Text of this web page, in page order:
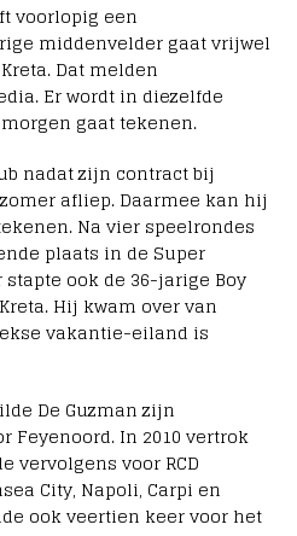
voorlopig een
middenvelder gaat vrijwel
Dat melden
Er wordt in diezelfde
gaat tekenen.
nadat zijn contract bij
afliep. Daarmee kan hij
Na vier speelrondes
plaats in de Super
ook de 36-jarige Boy
Hij kwam over van
vakantie-eiland is
De Guzman zijn
Feyenoord. In 2010 vertrok
vervolgens voor RCD
City, Napoli, Carpi en
ook veertien keer voor het